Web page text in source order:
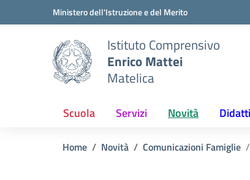
Vai ai contenuti
Vai al menu di navigazioneMinistero dell'Istruzione e del Merito
Istituto Comprensivo
Enrico Mattei
Matelica
Scuola Servizi Novità
Home Novità Comunicazioni Famiglie